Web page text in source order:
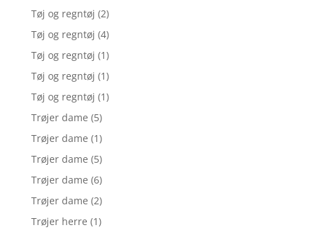
Tøj og regntøj (2)
Tøj og regntøj (4)
Tøj og regntøj (1)
Tøj og regntøj (1)
Tøj og regntøj (1)
Trøjer dame (5)
Trøjer dame (1)
Trøjer dame (5)
Trøjer dame (6)
Trøjer dame (2)
Trøjer herre (1)